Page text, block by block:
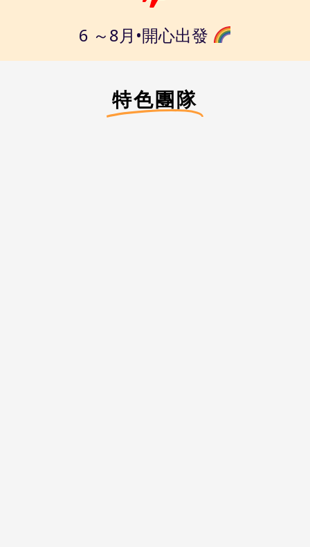
6 ～8月•開心出發
特色團隊